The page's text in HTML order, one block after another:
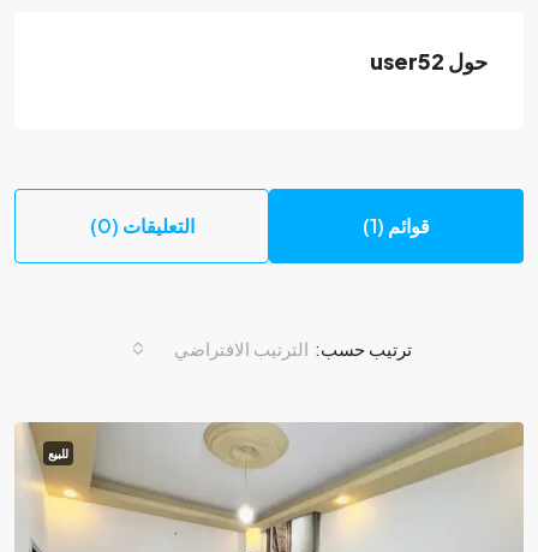
حول user52
قوائم (1) التعليقات (0)
ترتيب حسب: الترتيب الافتراضي
للبيع